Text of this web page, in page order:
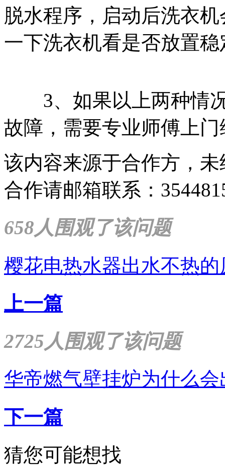
脱水程序，启动后洗衣
一下洗衣机看是否放置稳
3、如果以上两种情况
故障，需要专业师傅上
该内容来源于合作方，
合作请邮箱联系：
658人围观了该问题
樱花电热水器出水不热
上一篇
2725人围观了该问题
华帝燃气壁挂炉为什么
下一篇
猜您可能想找